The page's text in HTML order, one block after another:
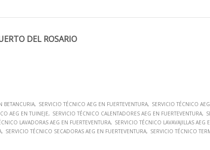
DEL ROSARIO
BETANCURIA SERVICIO TÉCNICO AEG EN FUERTEVENTURA SERVICIO TÉCNICO
AEG EN TUINEJE SERVICIO TÉCNICO CALENTADORES AEG EN FUERTEVENTURA
LAVADORAS AEG EN FUERTEVENTURA SERVICIO TÉCNICO LAVAVAJILLAS AEG
SERVICIO TÉCNICO SECADORAS AEG EN FUERTEVENTURA
SERVICIO TÉCNICO